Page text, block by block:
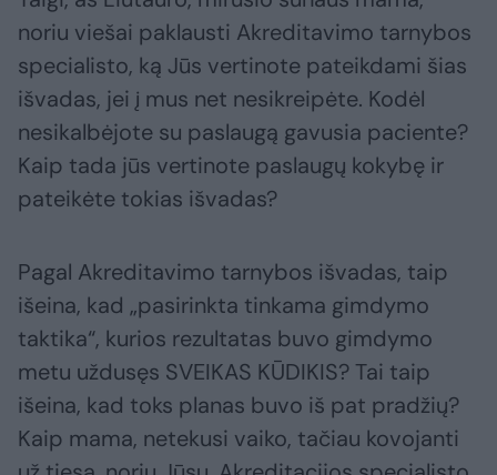
noriu viešai paklausti Akreditavimo tarnybos
specialisto, ką Jūs vertinote pateikdami šias
išvadas, jei į mus net nesikreipėte. Kodėl
nesikalbėjote su paslaugą gavusia paciente?
Kaip tada jūs vertinote paslaugų kokybę ir
pateikėte tokias išvadas?
Pagal Akreditavimo tarnybos išvadas, taip
išeina, kad „pasirinkta tinkama gimdymo
taktika“, kurios rezultatas buvo gimdymo
metu uždusęs SVEIKAS KŪDIKIS? Tai taip
išeina, kad toks planas buvo iš pat pradžių?
Kaip mama, netekusi vaiko, tačiau kovojanti